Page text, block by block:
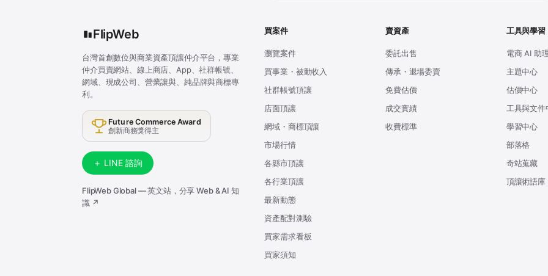
FlipWeb
台灣首創數位與商業資產頂讓仲介平台，專業
仲介買賣網站、線上商店、App、社群帳號、
網域、現成公司、營業讓與、純品牌與商標專
利。
Future Commerce Award
創新商務獎得主
＋ LINE 諮詢
FlipWeb Global — 英文站，分享 Web & AI 知
識 ↗
買案件
瀏覽案件
買事業・被動收入
社群帳號頂讓
店面頂讓
網域・商標頂讓
市場行情
各縣市頂讓
各行業頂讓
最新動態
資產配對測驗
買家需求看板
買家須知
賣資產
委託出售
傳承・退場委賣
免費估價
成交實績
收費標準
工具與學習
電商 AI 助
主題中心
估價中心
工具與文件
學習中心
部落格
奇站蒐藏
頂讓術語庫